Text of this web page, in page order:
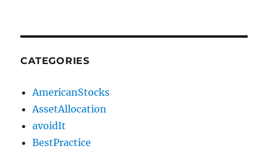
CATEGORIES
AmericanStocks
AssetAllocation
avoidIt
BestPractice